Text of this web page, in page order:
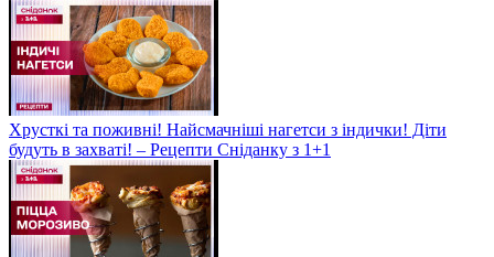
Хрусткі та поживні! Найсмачніші нагетси з індички! Діти
будуть в захваті! – Рецепти Сніданку з 1+1